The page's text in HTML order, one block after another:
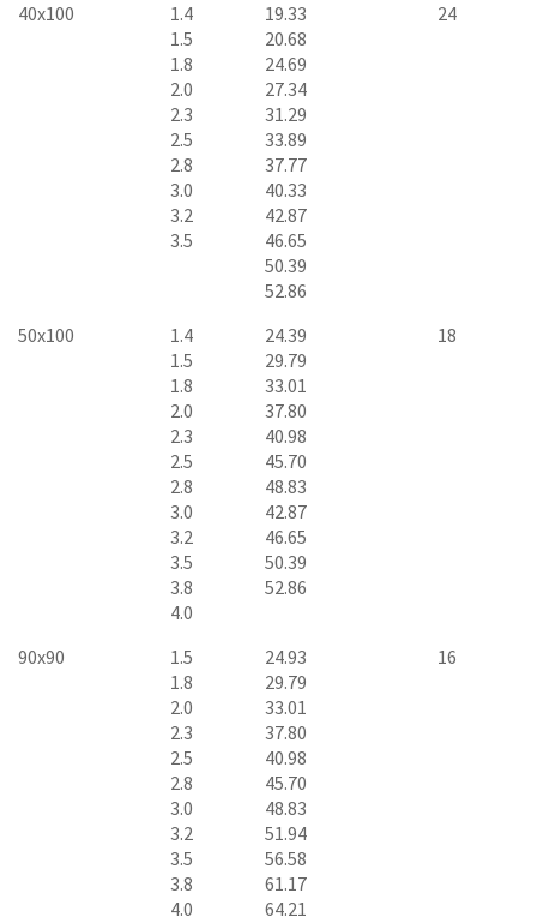
40x100
1.4
1.5
1.8
2.0
2.3
2.5
2.8
3.0
3.2
3.5
19.33
20.68
24.69
27.34
31.29
33.89
37.77
40.33
42.87
46.65
50.39
52.86
24
50x100
1.4
1.5
1.8
2.0
2.3
2.5
2.8
3.0
3.2
3.5
3.8
4.0
24.39
29.79
33.01
37.80
40.98
45.70
48.83
42.87
46.65
50.39
52.86
18
90x90
1.5
1.8
2.0
2.3
2.5
2.8
3.0
3.2
3.5
3.8
4.0
24.93
29.79
33.01
37.80
40.98
45.70
48.83
51.94
56.58
61.17
64.21
16